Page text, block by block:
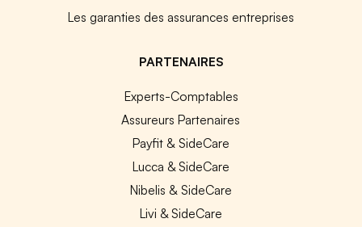
Les garanties des assurances entreprises
PARTENAIRES
Experts-Comptables
Assureurs Partenaires
Payfit & SideCare
Lucca & SideCare
Nibelis & SideCare
Livi & SideCare